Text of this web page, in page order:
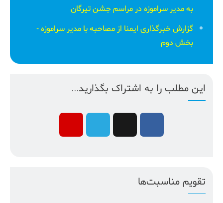
به مدیر سراموزه در مراسم جشن تیرگان
گزارش خبرگذاری ایمنا از مصاحبه با مدیر سراموزه -
بخش دوم
این مطلب را به اشتراک بگذارید...
تقویم مناسبت‌ها